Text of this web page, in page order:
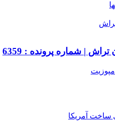
| شماره پرونده : 6359
ساخت آمریکا